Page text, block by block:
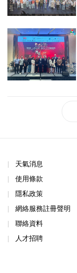
天氣消息
使用條款
隱私政策
網絡服務註冊聲明
聯絡資料
人才招聘